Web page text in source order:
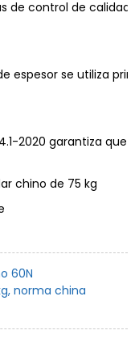
de control de
espesor se utiliza
2020 garantiza
chino de 75 kg
60N
norma china